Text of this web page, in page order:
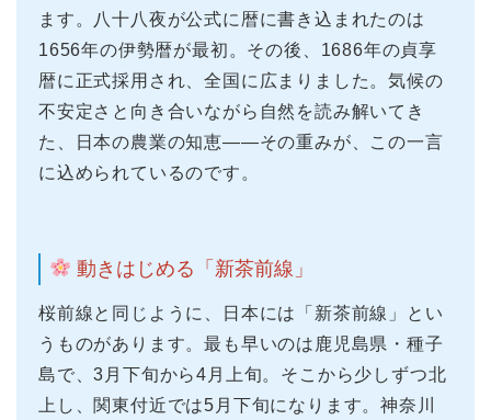
ます。八十八夜が公式に暦に書き込まれたのは
1656年の伊勢暦が最初。その後、1686年の貞享
暦に正式採用され、全国に広まりました。気候の
不安定さと向き合いながら自然を読み解いてき
た、日本の農業の知恵——その重みが、この一言
に込められているのです。
動きはじめる「新茶前線」
桜前線と同じように、日本には「新茶前線」とい
うものがあります。最も早いのは鹿児島県・種子
島で、3月下旬から4月上旬。そこから少しずつ北
上し、関東付近では5月下旬になります。神奈川